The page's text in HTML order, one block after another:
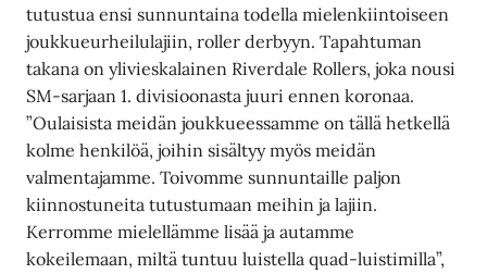
tutustua ensi sunnuntaina todella mielenkiintoiseen
joukkueurheilulajiin, roller derbyyn. Tapahtuman
takana on ylivieskalainen Riverdale Rollers, joka nousi
SM-sarjaan 1. divisioonasta juuri ennen koronaa.
”Oulaisista meidän joukkueessamme on tällä hetkellä
kolme henkilöä, joihin sisältyy myös meidän
valmentajamme. Toivomme sunnuntaille paljon
kiinnostuneita tutustumaan meihin ja lajiin.
Kerromme mielellämme lisää ja autamme
kokeilemaan, miltä tuntuu luistella quad-luistimilla”,